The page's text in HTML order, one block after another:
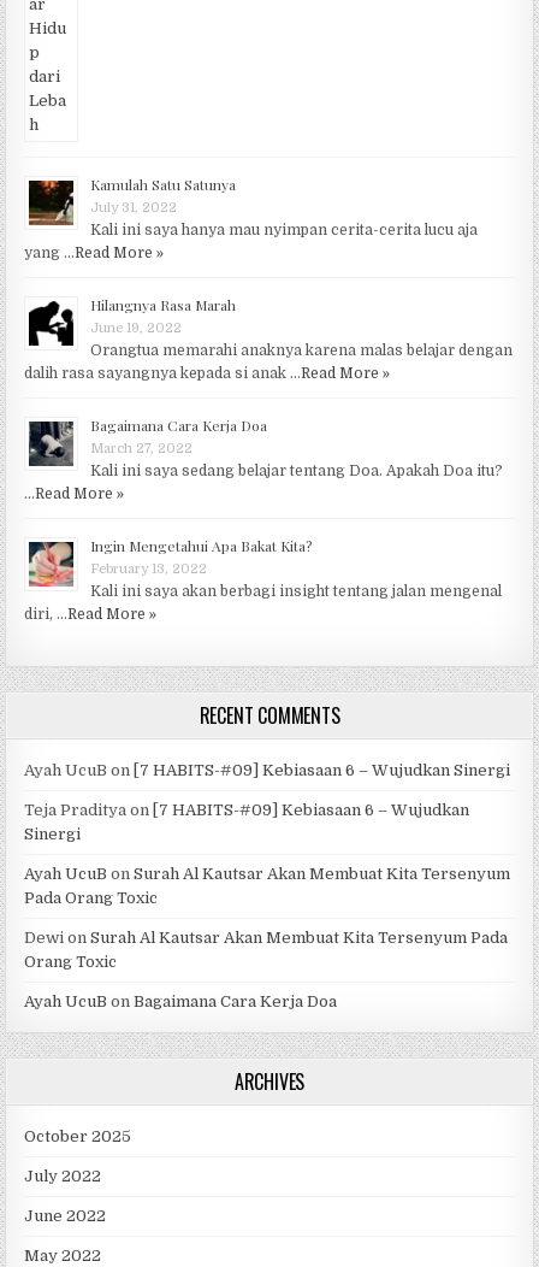
Kamulah Satu Satunya
July 31, 2022
Kali ini saya hanya mau nyimpan cerita-cerita lucu aja
yang …Read More »
Hilangnya Rasa Marah
June 19, 2022
Orangtua memarahi anaknya karena malas belajar dengan
dalih rasa sayangnya kepada si anak …Read More »
Bagaimana Cara Kerja Doa
March 27, 2022
Kali ini saya sedang belajar tentang Doa. Apakah Doa itu?
…Read More »
Ingin Mengetahui Apa Bakat Kita?
February 13, 2022
Kali ini saya akan berbagi insight tentang jalan mengenal
diri, …Read More »
RECENT COMMENTS
Ayah UcuB on [7 HABITS-#09] Kebiasaan 6 – Wujudkan Sinergi
Teja Praditya on [7 HABITS-#09] Kebiasaan 6 – Wujudkan
Sinergi
Ayah UcuB onSurah Al Kautsar Akan Membuat Kita Tersenyum
Pada Orang Toxic
Dewi onSurah Al Kautsar Akan Membuat Kita Tersenyum Pada
Orang Toxic
Ayah UcuB onBagaimana Cara Kerja Doa
ARCHIVES
October 2025
July 2022
June 2022
May 2022